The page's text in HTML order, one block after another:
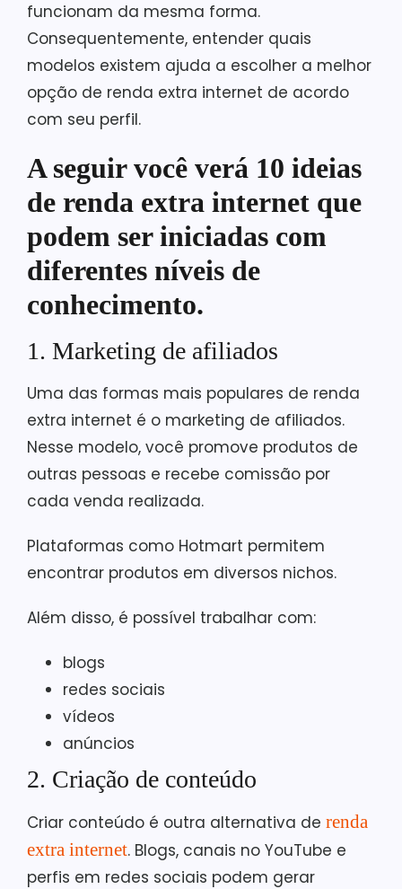
funcionam da mesma forma.
Consequentemente, entender quais
modelos existem ajuda a escolher a melhor
opção de renda extra internet de acordo
com seu perfil.
A seguir você verá 10 ideias
de renda extra internet que
podem ser iniciadas com
diferentes níveis de
conhecimento.
1. Marketing de afiliados
Uma das formas mais populares de renda
extra internet é o marketing de afiliados.
Nesse modelo, você promove produtos de
outras pessoas e recebe comissão por
cada venda realizada.
Plataformas como Hotmart permitem
encontrar produtos em diversos nichos.
Além disso, é possível trabalhar com:
blogs
redes sociais
vídeos
anúncios
2. Criação de conteúdo
Criar conteúdo é outra alternativa de renda
extra internet. Blogs, canais no YouTube e
perfis em redes sociais podem gerar